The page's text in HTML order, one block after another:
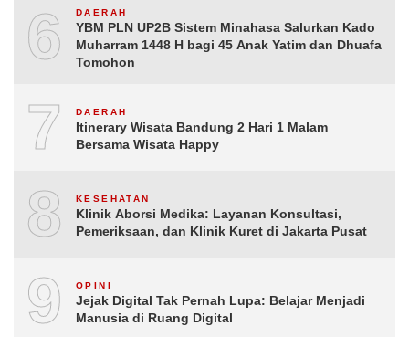
6 DAERAH
YBM PLN UP2B Sistem Minahasa Salurkan Kado
Muharram 1448 H bagi 45 Anak Yatim dan Dhuafa
Tomohon
7 DAERAH
Itinerary Wisata Bandung 2 Hari 1 Malam
Bersama Wisata Happy
8 KESEHATAN
Klinik Aborsi Medika: Layanan Konsultasi,
Pemeriksaan, dan Klinik Kuret di Jakarta Pusat
9 OPINI
Jejak Digital Tak Pernah Lupa: Belajar Menjadi
Manusia di Ruang Digital